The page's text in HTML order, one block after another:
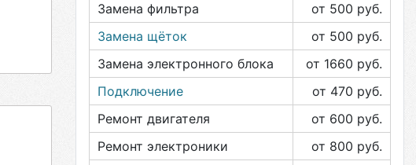
Замена фильтра
от 500 руб.
Замена щёток
от 500 руб.
Замена электронного блока
от 1660 руб.
Подключение
от 470 руб.
Ремонт двигателя
от 600 руб.
Ремонт электроники
от 800 руб.